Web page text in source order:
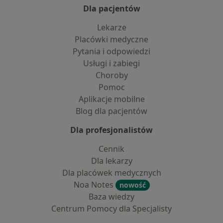
Dla pacjentów
Lekarze
Placówki medyczne
Pytania i odpowiedzi
Usługi i zabiegi
Choroby
Pomoc
Aplikacje mobilne
Blog dla pacjentów
Dla profesjonalistów
Cennik
Dla lekarzy
Dla placówek medycznych
Noa Notes
nowość
Baza wiedzy
Centrum Pomocy dla Specjalisty